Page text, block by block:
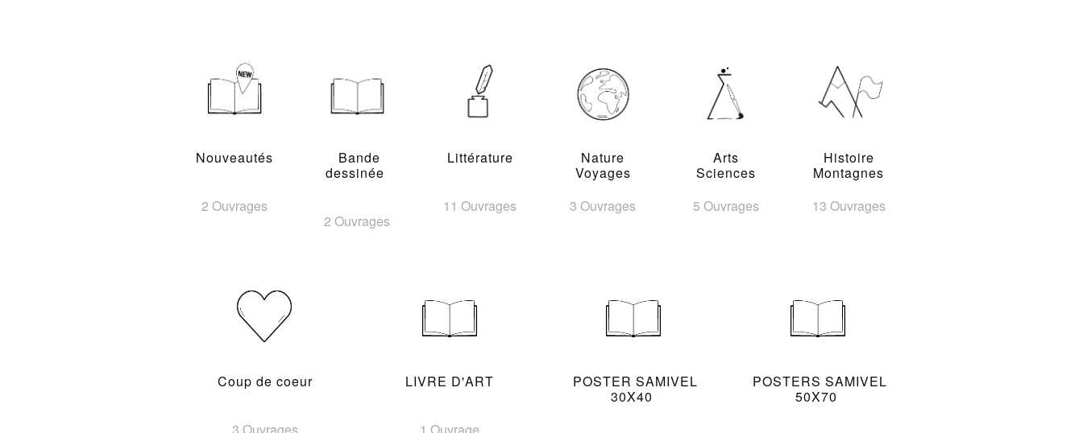
Nouveautés
2 Ouvrages
Bande
dessinée
2 Ouvrages
Littérature
11 Ouvrages
Nature
Voyages
3 Ouvrages
Arts
Sciences
5 Ouvrages
Histoire
Montagnes
13 Ouvrages
Coup de coeur
3 Ouvrages
LIVRE D'ART
1 Ouvrage
POSTER SAMIVEL
30X40
POSTERS SAMIVEL
50X70